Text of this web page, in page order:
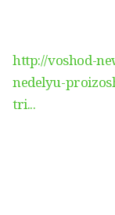
http://voshod-
nedelyu-
tri...